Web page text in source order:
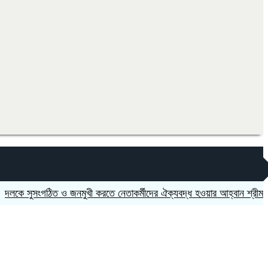
ও জনমুখী করতে নেতাকর্মীদের ঐক্যবদ্ধ হওয়ার আহ্বান শ্রীমঙ্গলের